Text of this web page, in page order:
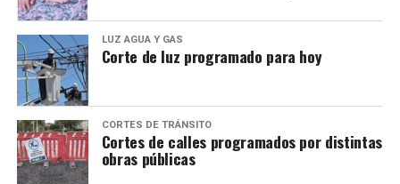
LUZ AGUA Y GAS
Corte de luz programado para hoy
CORTES DE TRÁNSITO
Cortes de calles programados por distintas
obras públicas